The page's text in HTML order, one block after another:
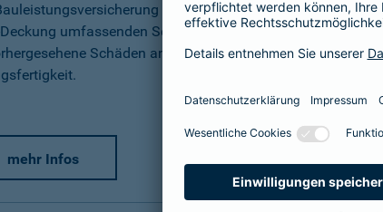
der Barmenia bietet Ihnen mit der
umfassenden Schutz vor finanziellen Verlusten
Schäden an Ihrem Neubau - bis zur
mehr Infos